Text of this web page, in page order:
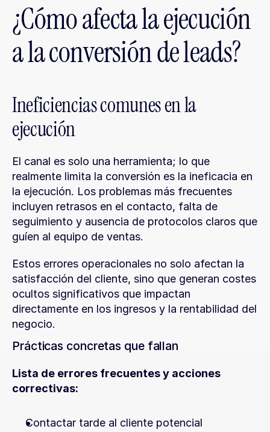
¿Cómo afecta la ejecución
a la conversión de leads?
Ineficiencias comunes en la
ejecución
El canal es solo una herramienta; lo que
realmente limita la conversión es la ineficacia en
la ejecución. Los problemas más frecuentes
incluyen retrasos en el contacto, falta de
seguimiento y ausencia de protocolos claros que
guíen al equipo de ventas.
Estos errores operacionales no solo afectan la
satisfacción del cliente, sino que generan costes
ocultos significativos que impactan
directamente en los ingresos y la rentabilidad del
negocio.
Prácticas concretas que fallan
Lista de errores frecuentes y acciones
correctivas:
Contactar tarde al cliente potencial